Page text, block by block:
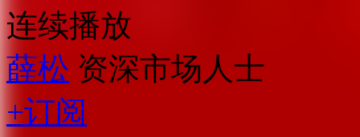
连续播放
薛松 资深市场人士
+订阅